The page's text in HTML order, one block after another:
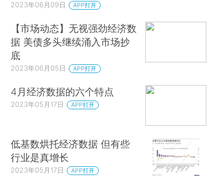
2023年06月09日 APP打开
【市场动态】无视强劲经济数
据 美债多头继续涌入市场抄
底
2023年06月05日 APP打开
4月经济数据的六个特点
2023年05月17日 APP打开
低基数烘托经济数据 但有些
行业是真增长
2023年05月17日 APP打开